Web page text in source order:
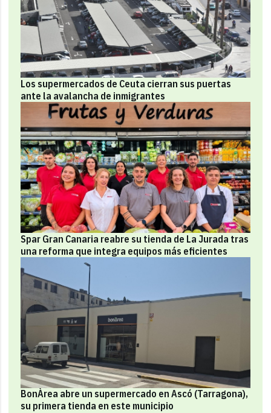
Los supermercados de Ceuta cierran sus puertas
ante la avalancha de inmigrantes
Spar Gran Canaria reabre su tienda de La Jurada tras
una reforma que integra equipos más eficientes
BonÀrea abre un supermercado en Ascó (Tarragona),
su primera tienda en este municipio